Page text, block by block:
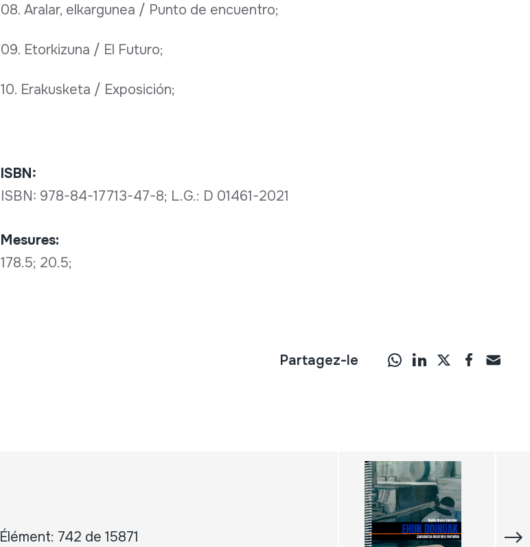
08. Aralar, elkargunea / Punto de encuentro;
09. Etorkizuna / El Futuro;
10. Erakusketa / Exposición;
ISBN:
ISBN: 978-84-17713-47-8; L.G.: D 01461-2021
Mesures:
178.5; 20.5;
Partagez-le
Élément: 742 de 15871